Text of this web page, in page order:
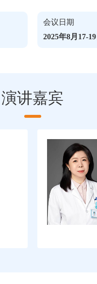
会议日期
2025年8月17-19
演讲嘉宾